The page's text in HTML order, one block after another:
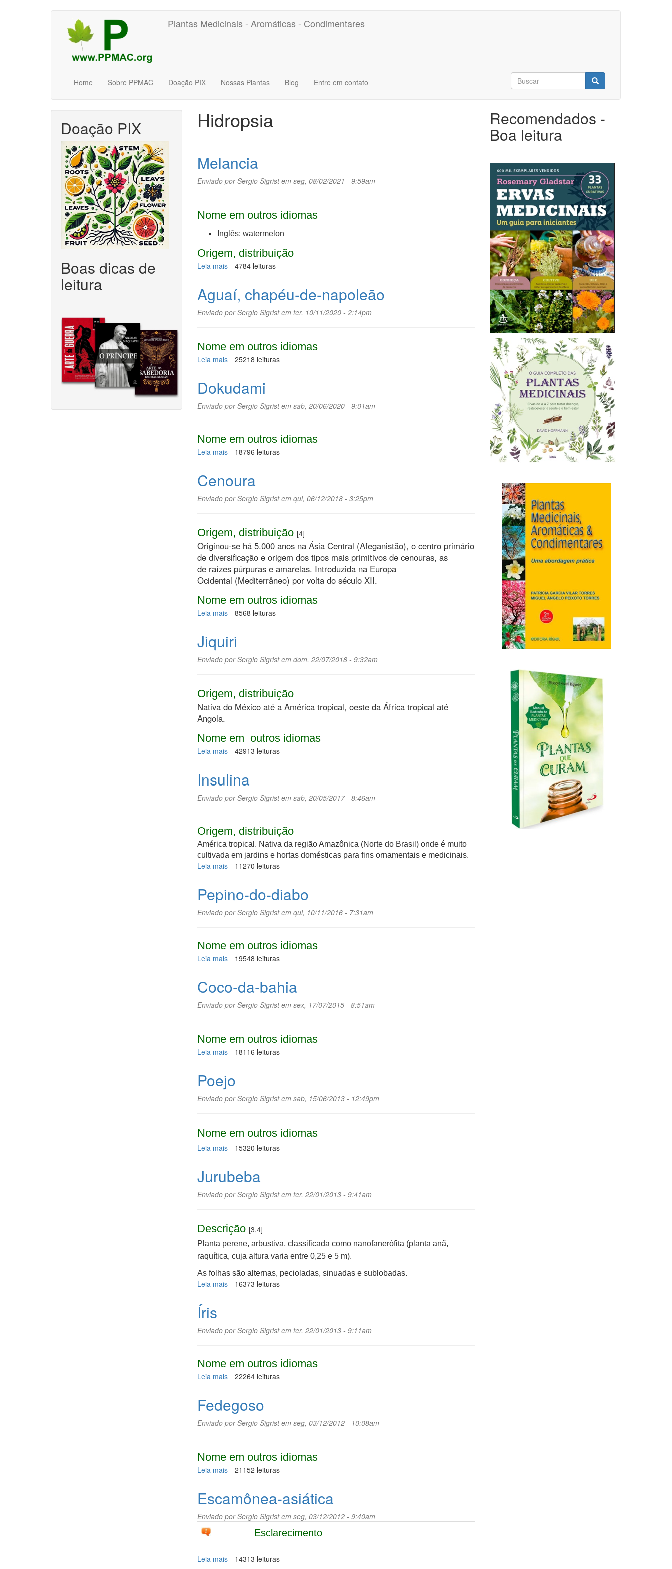
Plantas Medicinais - Aromáticas - Condimentares
Home Sobre PPMAC Doação PIX Nossas Plantas Blog Entre em contato Formulário
de
busca
Doação PIX
Boas dicas de
leitura
Hidropsia
Melancia
Enviado porSergio Sigristem seg, 08/02/2021 - 9:59am
Nome em outros idiomas
Inglês: watermelon
Origem, distribuição
Leia maissobre
4784 leituras
Aguaí, chapéu-de-napoleão
Enviado porSergio Sigristem ter, 10/11/2020 - 2:14pm
Nome em outros idiomas
Leia maissobre
de-
25218 leituras
Dokudami
Enviado porSergio Sigristem sab, 20/06/2020 - 9:01am
Nome em outros idiomas
Leia maissobre
18796 leituras
Cenoura
Enviado porSergio Sigristem qui, 06/12/2018 - 3:25pm
Origem, distribuição [4]
Originou-se há 5.000 anos na Ásia Central (Afeganistão), o centro primário
de diversificação e origem dos tipos mais primitivos de cenouras, as
de raízes púrpuras e amarelas. Introduzida na Europa
Ocidental (Mediterrâneo) por volta do século XII.
Nome em outros idiomas
Leia maissobre
8568 leituras
Jiquiri
Enviado porSergio Sigristem dom, 22/07/2018 - 9:32am
Origem, distribuição
Nativa do México até a América tropical, oeste da África tropical até
Angola.
Nome em outros idiomas
Leia maissobre
42913 leituras
Insulina
Enviado porSergio Sigristem sab, 20/05/2017 - 8:46am
Origem, distribuição
América tropical. Nativa da região Amazônica (Norte do Brasil) onde é muito
cultivada em jardins e hortas domésticas para fins ornamentais e medicinais.
Leia maissobre
11270 leituras
Pepino-do-diabo
Enviado porSergio Sigristem qui, 10/11/2016 - 7:31am
Nome em outros idiomas
Leia maissobre
diabo
19548 leituras
Coco-da-bahia
Enviado porSergio Sigristem sex, 17/07/2015 - 8:51am
Nome em outros idiomas
Leia maissobre
bahia
18116 leituras
Poejo
Enviado porSergio Sigristem sab, 15/06/2013 - 12:49pm
Nome em outros idiomas
Leia maissobre
15320 leituras
Jurubeba
Enviado porSergio Sigristem ter, 22/01/2013 - 9:41am
Descrição [3,4]
Planta perene, arbustiva, classificada como nanofanerófita (planta anã,
raquítica, cuja altura varia entre 0,25 e 5 m).
As folhas são alternas, pecioladas, sinuadas e sublobadas.
Leia maissobre
16373 leituras
Íris
Enviado porSergio Sigristem ter, 22/01/2013 - 9:11am
Nome em outros idiomas
Leia maissobre
22264 leituras
Fedegoso
Enviado porSergio Sigristem seg, 03/12/2012 - 10:08am
Nome em outros idiomas
Leia maissobre
21152 leituras
Escamônea-asiática
Enviado porSergio Sigristem seg, 03/12/2012 - 9:40am
Esclarecimento
Leia maissobre
14313 leituras
Recomendados -
Boa leitura